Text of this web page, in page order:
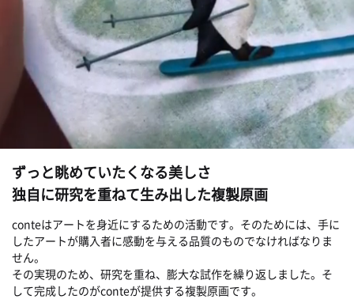
ずっと眺めていたくなる美しさ
独自に研究を重ねて生み出した複製原画
conteはアートを身近にするための活動です。そのためには、手に
したアートが購入者に感動を与える品質のものでなければなりま
せん。
その実現のため、研究を重ね、膨大な試作を繰り返しました。そ
して完成したのがconteが提供する複製原画です。